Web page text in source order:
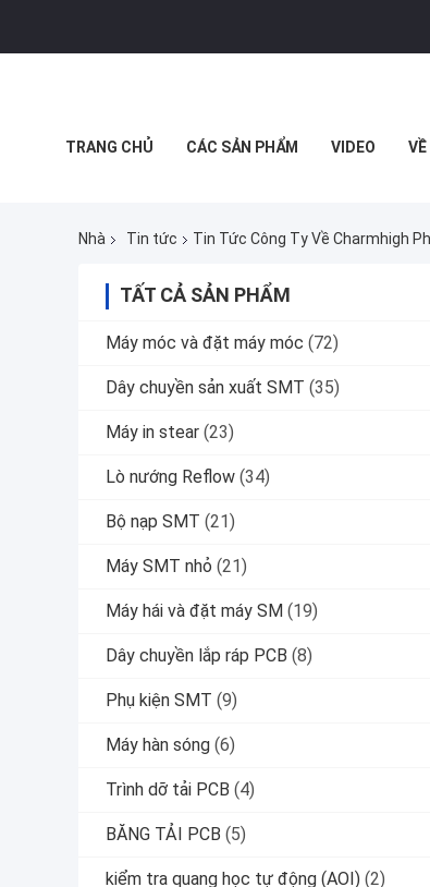
TRANG CHỦ CÁC SẢN PHẨM VIDEO VỀ
Nhà Tin tức Tin Tức Công Ty Về Charmhigh
TẤT CẢ SẢN PHẨM
Máy móc và đặt máy móc (72)
Dây chuyền sản xuất SMT (35)
Máy in stear (23)
Lò nướng Reflow (34)
Bộ nạp SMT (21)
Máy SMT nhỏ (21)
Máy hái và đặt máy SM (19)
Dây chuyền lắp ráp PCB (8)
Phụ kiện SMT (9)
Máy hàn sóng (6)
Trình dỡ tải PCB (4)
BĂNG TẢI PCB (5)
kiểm tra quang học tự động (AOI) (2)